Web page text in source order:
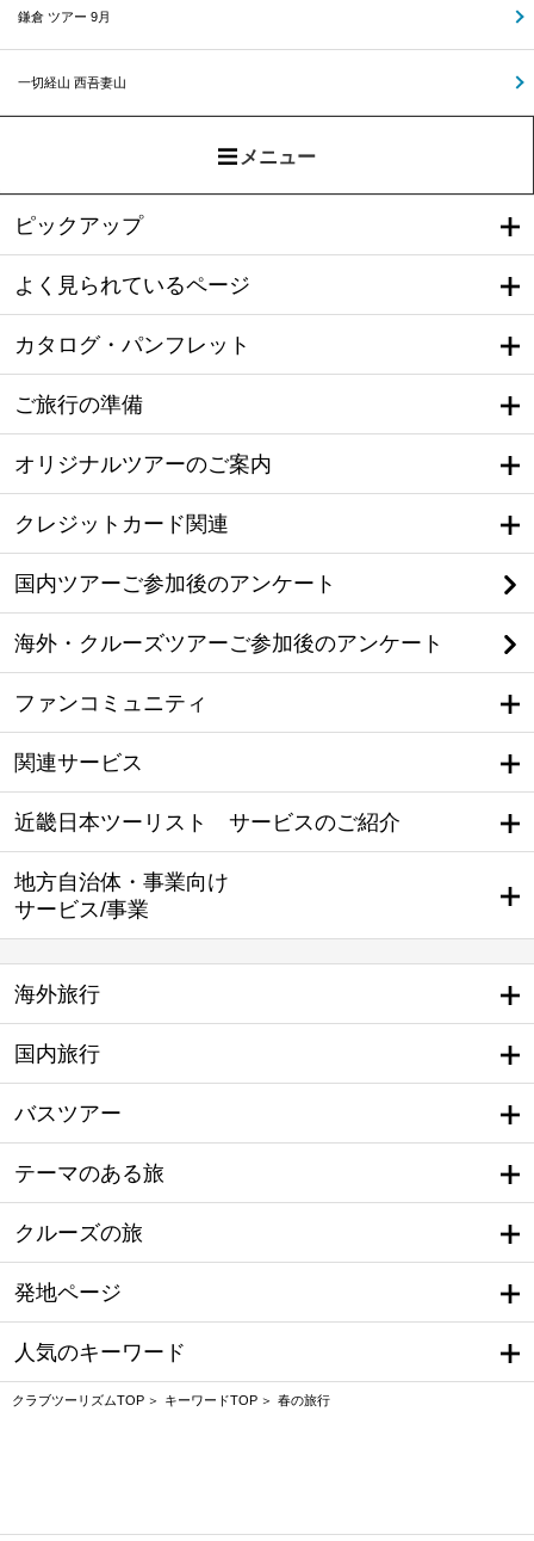
鎌倉 ツアー 9月
一切経山 西吾妻山
メニュー
ピックアップ
よく見られているページ
カタログ・パンフレット
ご旅行の準備
オリジナルツアーのご案内
クレジットカード関連
国内ツアーご参加後のアンケート
海外・クルーズツアーご参加後のアンケート
ファンコミュニティ
関連サービス
近畿日本ツーリスト サービスのご紹介
地方自治体・事業向け
サービス/事業
海外旅行
国内旅行
バスツアー
テーマのある旅
クルーズの旅
発地ページ
人気のキーワード
クラブツーリズムTOP キーワードTOP 春の旅行